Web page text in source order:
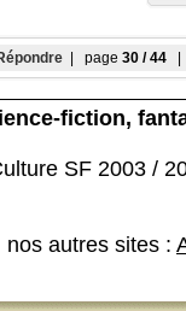
| page 30 / 44
fiction,
SF 2003 /
nos autres sites :